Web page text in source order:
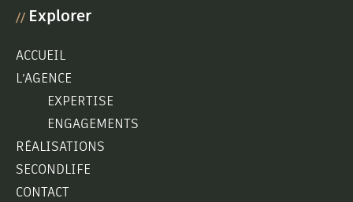
// Explorer
ACCUEIL
L’AGENCE
EXPERTISE
ENGAGEMENTS
RÉALISATIONS
SECONDLIFE
CONTACT